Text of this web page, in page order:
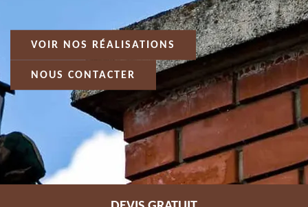
VOIR NOS RÉALISATIONS
NOUS CONTACTER